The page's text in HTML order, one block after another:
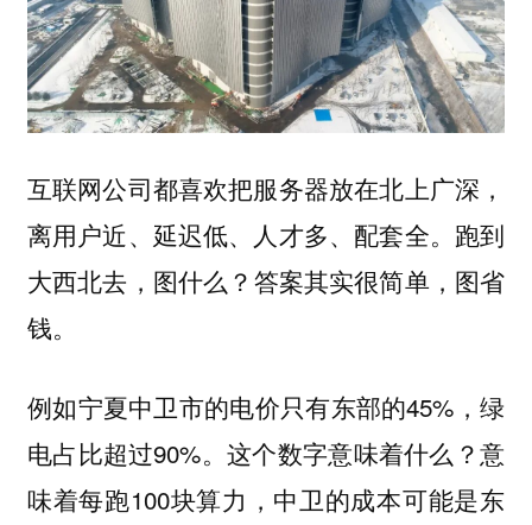
互联网公司都喜欢把服务器放在北上广深，
离用户近、延迟低、人才多、配套全。跑到
大西北去，图什么？ 答案其实很简单，图省
钱。
例如宁夏中卫市的电价只有东部的45%，绿
电占比超过90%。这个数字意味着什么？意
味着每跑100块算力，中卫的成本可能是东